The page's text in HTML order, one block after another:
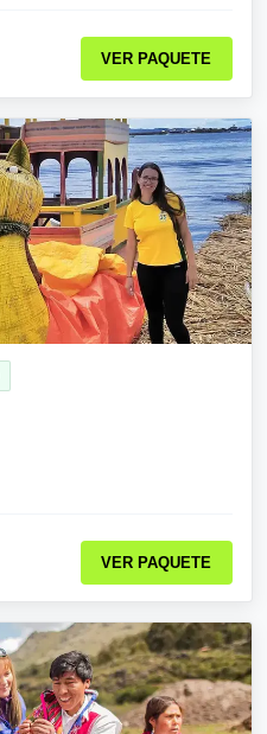
VER PAQUETE
VER PAQUETE